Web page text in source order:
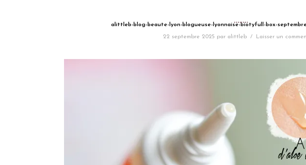
alittleb-blog-beaute-lyon-blogueuse-lyonnaise-biotyfull-box-
22 septembre 2025 par alittleb / Laisser un